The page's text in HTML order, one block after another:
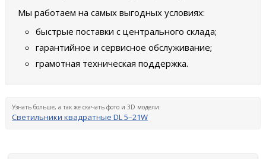
Мы работаем на самых выгодных условиях:
быстрые поставки с центрального склада;
гарантийное и сервисное обслуживание;
грамотная техническая поддержка.
Узнать больше, а так же скачать фото и 3D модели:
Светильники квадратные DL 5–21W